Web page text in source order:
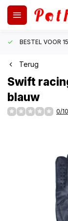
BESTEL VOOR
Terug
Swift
blauw
0/